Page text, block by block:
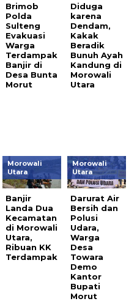
Brimob
Polda
Sulteng
Evakuasi
Warga
Terdampak
Banjir di
Desa Bunta
Morut
Diduga
karena
Dendam,
Kakak
Beradik
Bunuh Ayah
Kandung di
Morowali
Utara
Morowali
Utara
Banjir
Landa Dua
Kecamatan
di Morowali
Utara,
Ribuan KK
Terdampak
Morowali
Utara
Darurat Air
Bersih dan
Polusi
Udara,
Warga
Desa
Towara
Demo
Kantor
Bupati
Morut